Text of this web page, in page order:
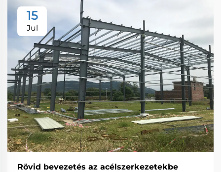
15
Jul
Rövid bevezetés az acélszerkezetekbe